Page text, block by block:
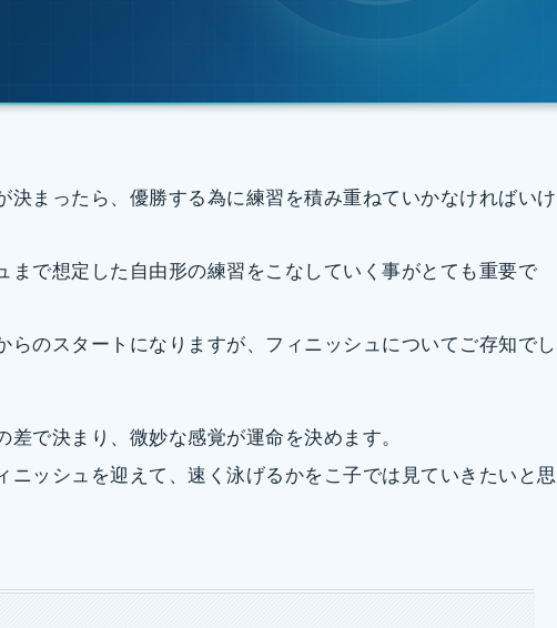
決まったら、優勝する為に練習を積み重ねていかなければいけ
まで想定した自由形の練習をこなしていく事がとても重要で
らのスタートになりますが、フィニッシュについてご存知でし
差で決まり、微妙な感覚が運命を決めます。
ニッシュを迎えて、速く泳げるかをこ子では見ていきたいと思